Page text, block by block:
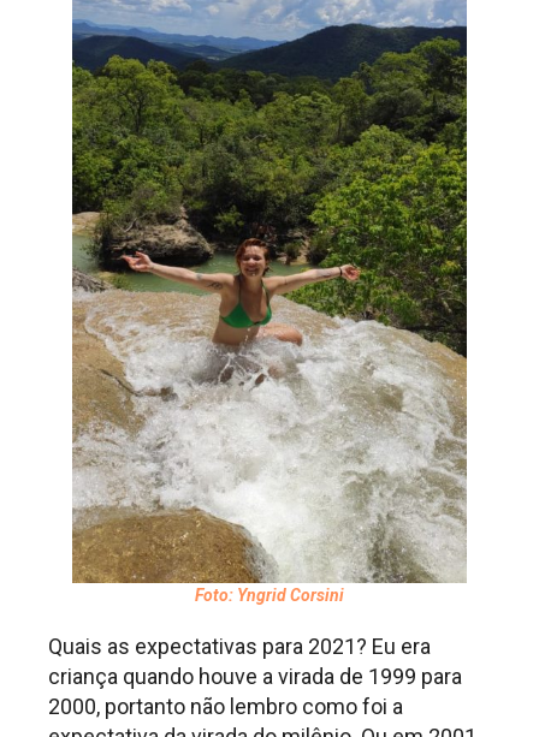
Foto: Yngrid Corsini
Quais as expectativas para 2021? Eu era
criança quando houve a virada de 1999 para
2000, portanto não lembro como foi a